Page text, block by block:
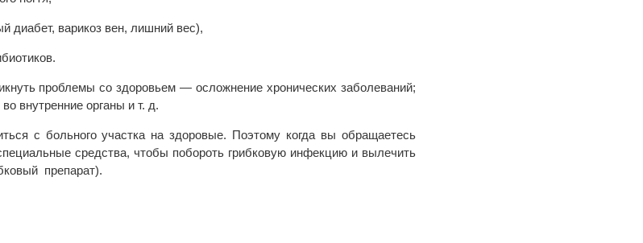
диабет, варикоз вен, лишний вес),
проблемы со здоровьем — осложнение хронических заболеваний;
внутренние органы и т. д.
с больного участка на здоровые. Поэтому когда вы обращаетесь
средства, чтобы побороть грибковую инфекцию и вылечить
препарат).